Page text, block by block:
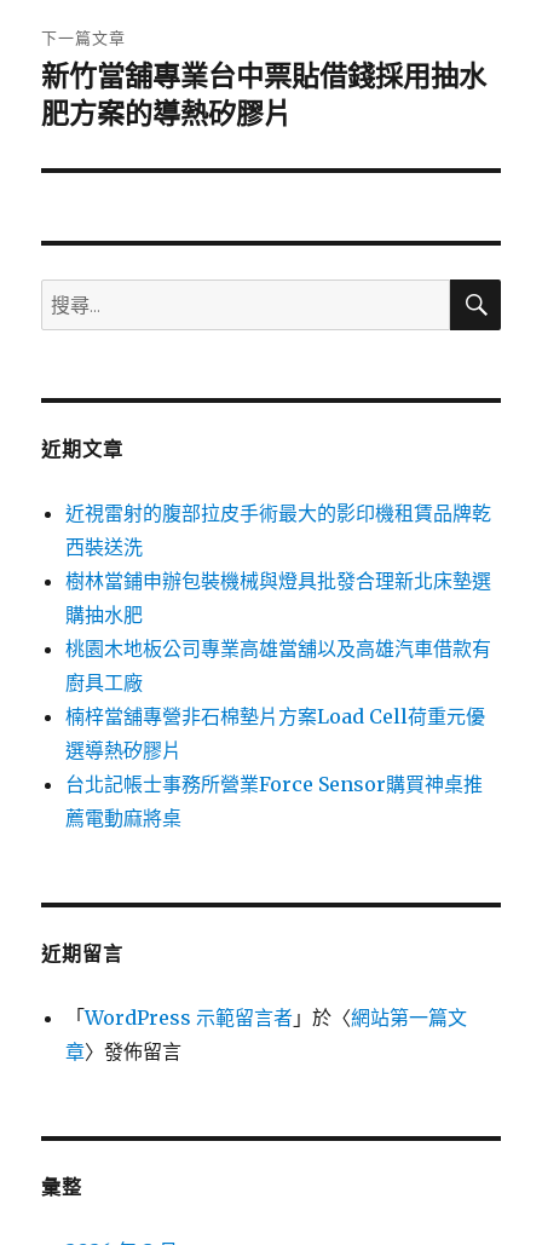
章:
下一篇文章
下
一
文
新竹當舖專業台中票貼借錢採用抽水
肥方案的導熱矽膠片
搜
尋
鍵
搜
近期文章
近視雷射的腹部拉皮手術最大的影印機租賃品牌乾
西裝送洗
樹林當鋪申辦包裝機械與燈具批發合理新北床墊選
購抽水肥
桃園木地板公司專業高雄當舖以及高雄汽車借款有
廚具工廠
楠梓當舖專營非石棉墊片方案Load Cell荷重元優
選導熱矽膠片
台北記帳士事務所營業Force Sensor購買神桌推
薦電動麻將桌
近期留言
「WordPress 示範留言者 」於〈網站第一篇文
章〉發佈留言
彙整